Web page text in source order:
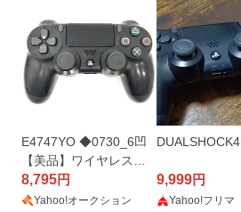
E4747YO ◆0730_6凹
【美品】ワイヤレスコ
ントローラー DualSens
e CUH-ZCT2J DUALSH
8,795円
Yahoo!オークション
DUALSHOCK4
9,999円
Yahoo!フリマ